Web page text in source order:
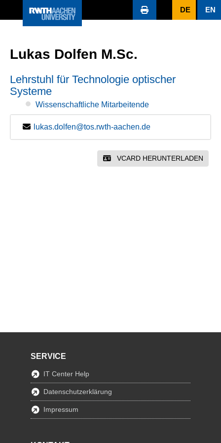
DE EN
Lukas Dolfen M.Sc.
Lehrstuhl für Technologie optischer
Systeme
Wissenschaftliche Mitarbeitende
lukas.dolfen@tos.rwth-aachen.de
VCARD HERUNTERLADEN
SERVICE
IT Center Help
Datenschutzerklärung
Impressum